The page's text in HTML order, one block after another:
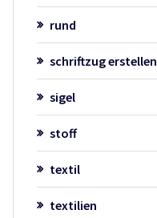
rund
schriftzug erstellen
sigel
stoff
textil
textilien